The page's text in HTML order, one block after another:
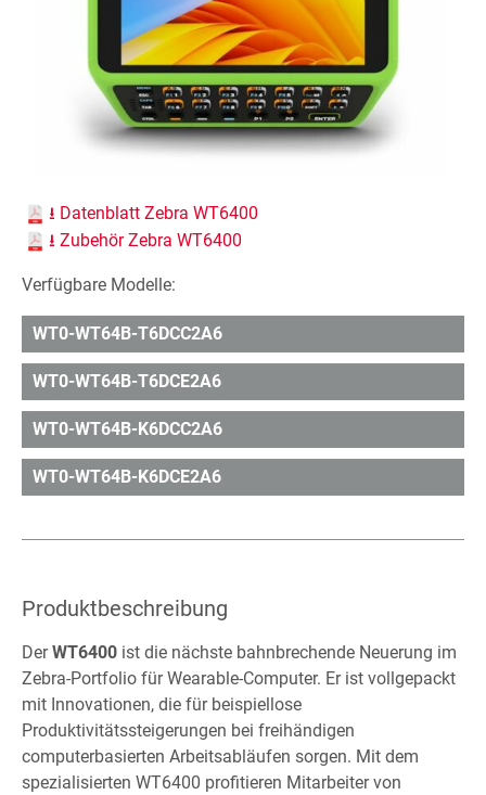
⭳ Datenblatt Zebra WT6400
⭳ Zubehör Zebra WT6400
Verfügbare Modelle:
WT0-WT64B-T6DCC2A6
WT0-WT64B-T6DCE2A6
WT0-WT64B-K6DCC2A6
WT0-WT64B-K6DCE2A6
Produktbeschreibung
DerWT6400 ist die nächste bahnbrechende Neuerung im
Zebra-Portfolio für Wearable-Computer. Er ist vollgepackt
mit Innovationen, die für beispiellose
Produktivitätssteigerungen bei freihändigen
computerbasierten Arbeitsabläufen sorgen. Mit dem
spezialisierten WT6400 profitieren Mitarbeiter von